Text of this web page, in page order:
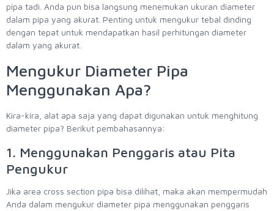
pipa tadi. Anda pun bisa langsung menemukan ukuran diameter
dalam pipa yang akurat. Penting untuk mengukur tebal dinding
dengan tepat untuk mendapatkan hasil perhitungan diameter
dalam yang akurat.
Mengukur Diameter Pipa
Menggunakan Apa?
Kira-kira, alat apa saja yang dapat digunakan untuk menghitung
diameter pipa? Berikut pembahasannya:
1. Menggunakan Penggaris atau Pita
Pengukur
Jika area cross section pipa bisa dilihat, maka akan mempermudah
Anda dalam mengukur diameter pipa menggunakan penggaris